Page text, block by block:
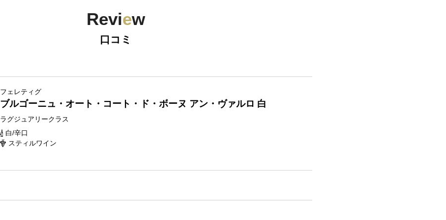
Review
口コミ
フェレティグ
ブルゴーニュ・オート・コート・ド・ボーヌ アン・ヴァルロ 白
ラグジュアリークラス
白/辛口
スティルワイン